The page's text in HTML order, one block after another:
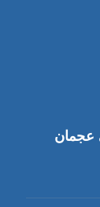
عجمان